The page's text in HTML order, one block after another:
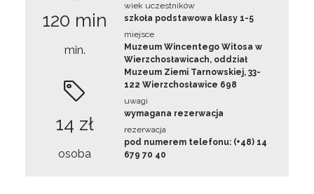
120 min
min.
14 zł
osoba
wiek uczestników
szkoła podstawowa klasy 1-5
miejsce
Muzeum Wincentego Witosa w
Wierzchosławicach, oddział
Muzeum Ziemi Tarnowskiej, 33-
122 Wierzchosławice 698
uwagi
wymagana rezerwacja
rezerwacja
pod numerem telefonu: (+48) 14
679 70 40